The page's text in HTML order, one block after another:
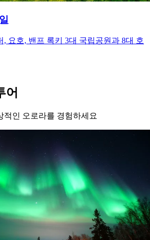
, 요호, 밴프 록키 3대 국립공원과 8대 호
어
적인 오로라를 경험하세요